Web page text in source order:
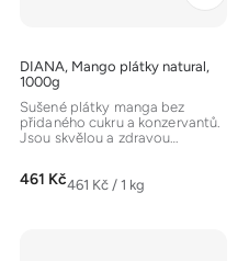
DIANA, Mango plátky natural,
1000g
461 KčMěrná
461 Kč / 1 kg
Sušené plátky manga bez
přidaného cukru a konzervantů.
Jsou skvělou a zdravou